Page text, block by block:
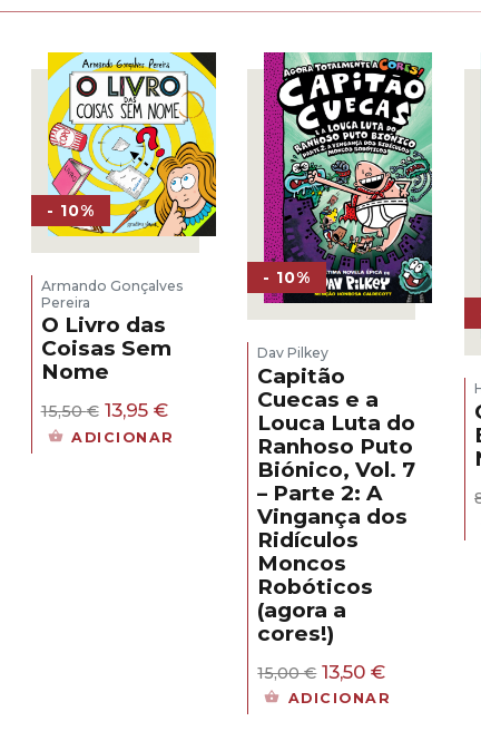
- 10%
Armando Gonçalves
Pereira
O Livro das
Coisas Sem
Nome
15,50€ O
preço
13,95 €O
preço
ADICIONAR
- 10%
Dav Pilkey
Capitão
Cuecas e a
Louca Luta do
Ranhoso Puto
Biónico, Vol. 7
– Parte 2: A
Vingança dos
Ridículos
Moncos
Robóticos
(agora a
cores!)
15,00€ O
preço
13,50€O
preço
ADICIONAR